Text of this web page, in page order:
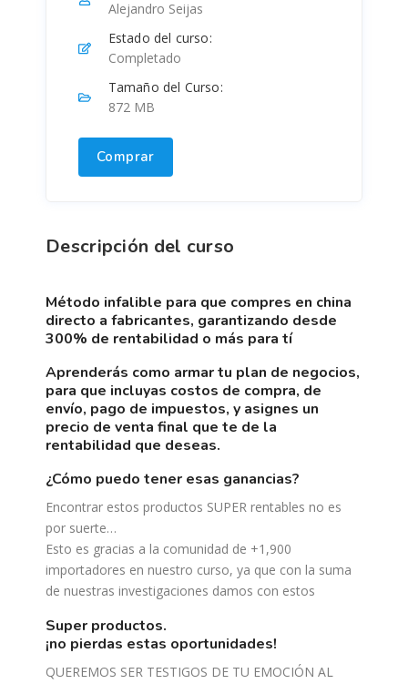
Descripción del curso
método infalible para que compres en china
directo a fabricantes, garantizando desde
300% de rentabilidad o más para tí
aprenderás como armar tu plan de negocios,
para que incluyas costos de compra, de
envío, pago de impuestos, y asignes un
precio de venta final que te de la
rentabilidad que deseas.
¿cómo puedo tener esas ganancias?
Encontrar estos productos SUPER rentables no es
por suerte…
Esto es gracias a la comunidad de +1,900
importadores en nuestro curso, ya que con la suma
de nuestras investigaciones damos con estos
super productos.
¡no pierdas estas oportunidades!
QUEREMOS SER TESTIGOS DE TU EMOCIÓN AL
Alejandro Seijas
Estado del curso:
Completado
Tamaño del Curso:
872 MB
Comprar